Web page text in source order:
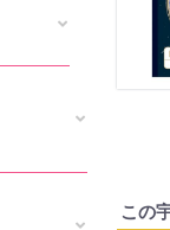
この